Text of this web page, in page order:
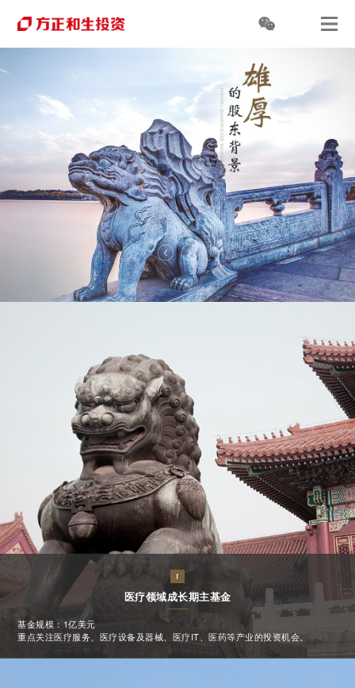
医疗领域成长期主基金
基金规模：1亿美元
重点关注医疗服务、医疗设备及器械、医疗IT、医药等产业的投资机会。